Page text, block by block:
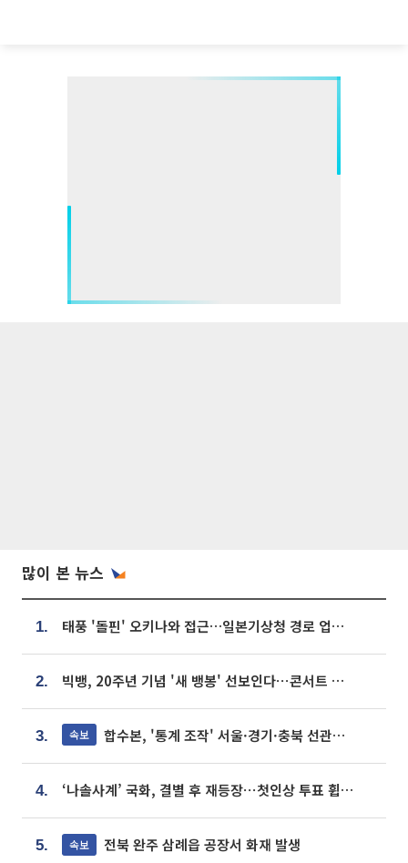
많이 본 뉴스
1. 태풍 '돌핀' 오키나와 접근…일본기상청 경로 업데이트
2. 빅뱅, 20주년 기념 '새 뱅봉' 선보인다⋯콘서트 앞두고 팝업 개최
3. 속보 합수본, '통계 조작' 서울·경기·충북 선관위 등 추가 압수수색
4. ‘나솔사계’ 국화, 결별 후 재등장⋯첫인상 투표 휩쓸고 ‘인기녀’ 등극
5. 속보 전북 완주 삼례읍 공장서 화재 발생